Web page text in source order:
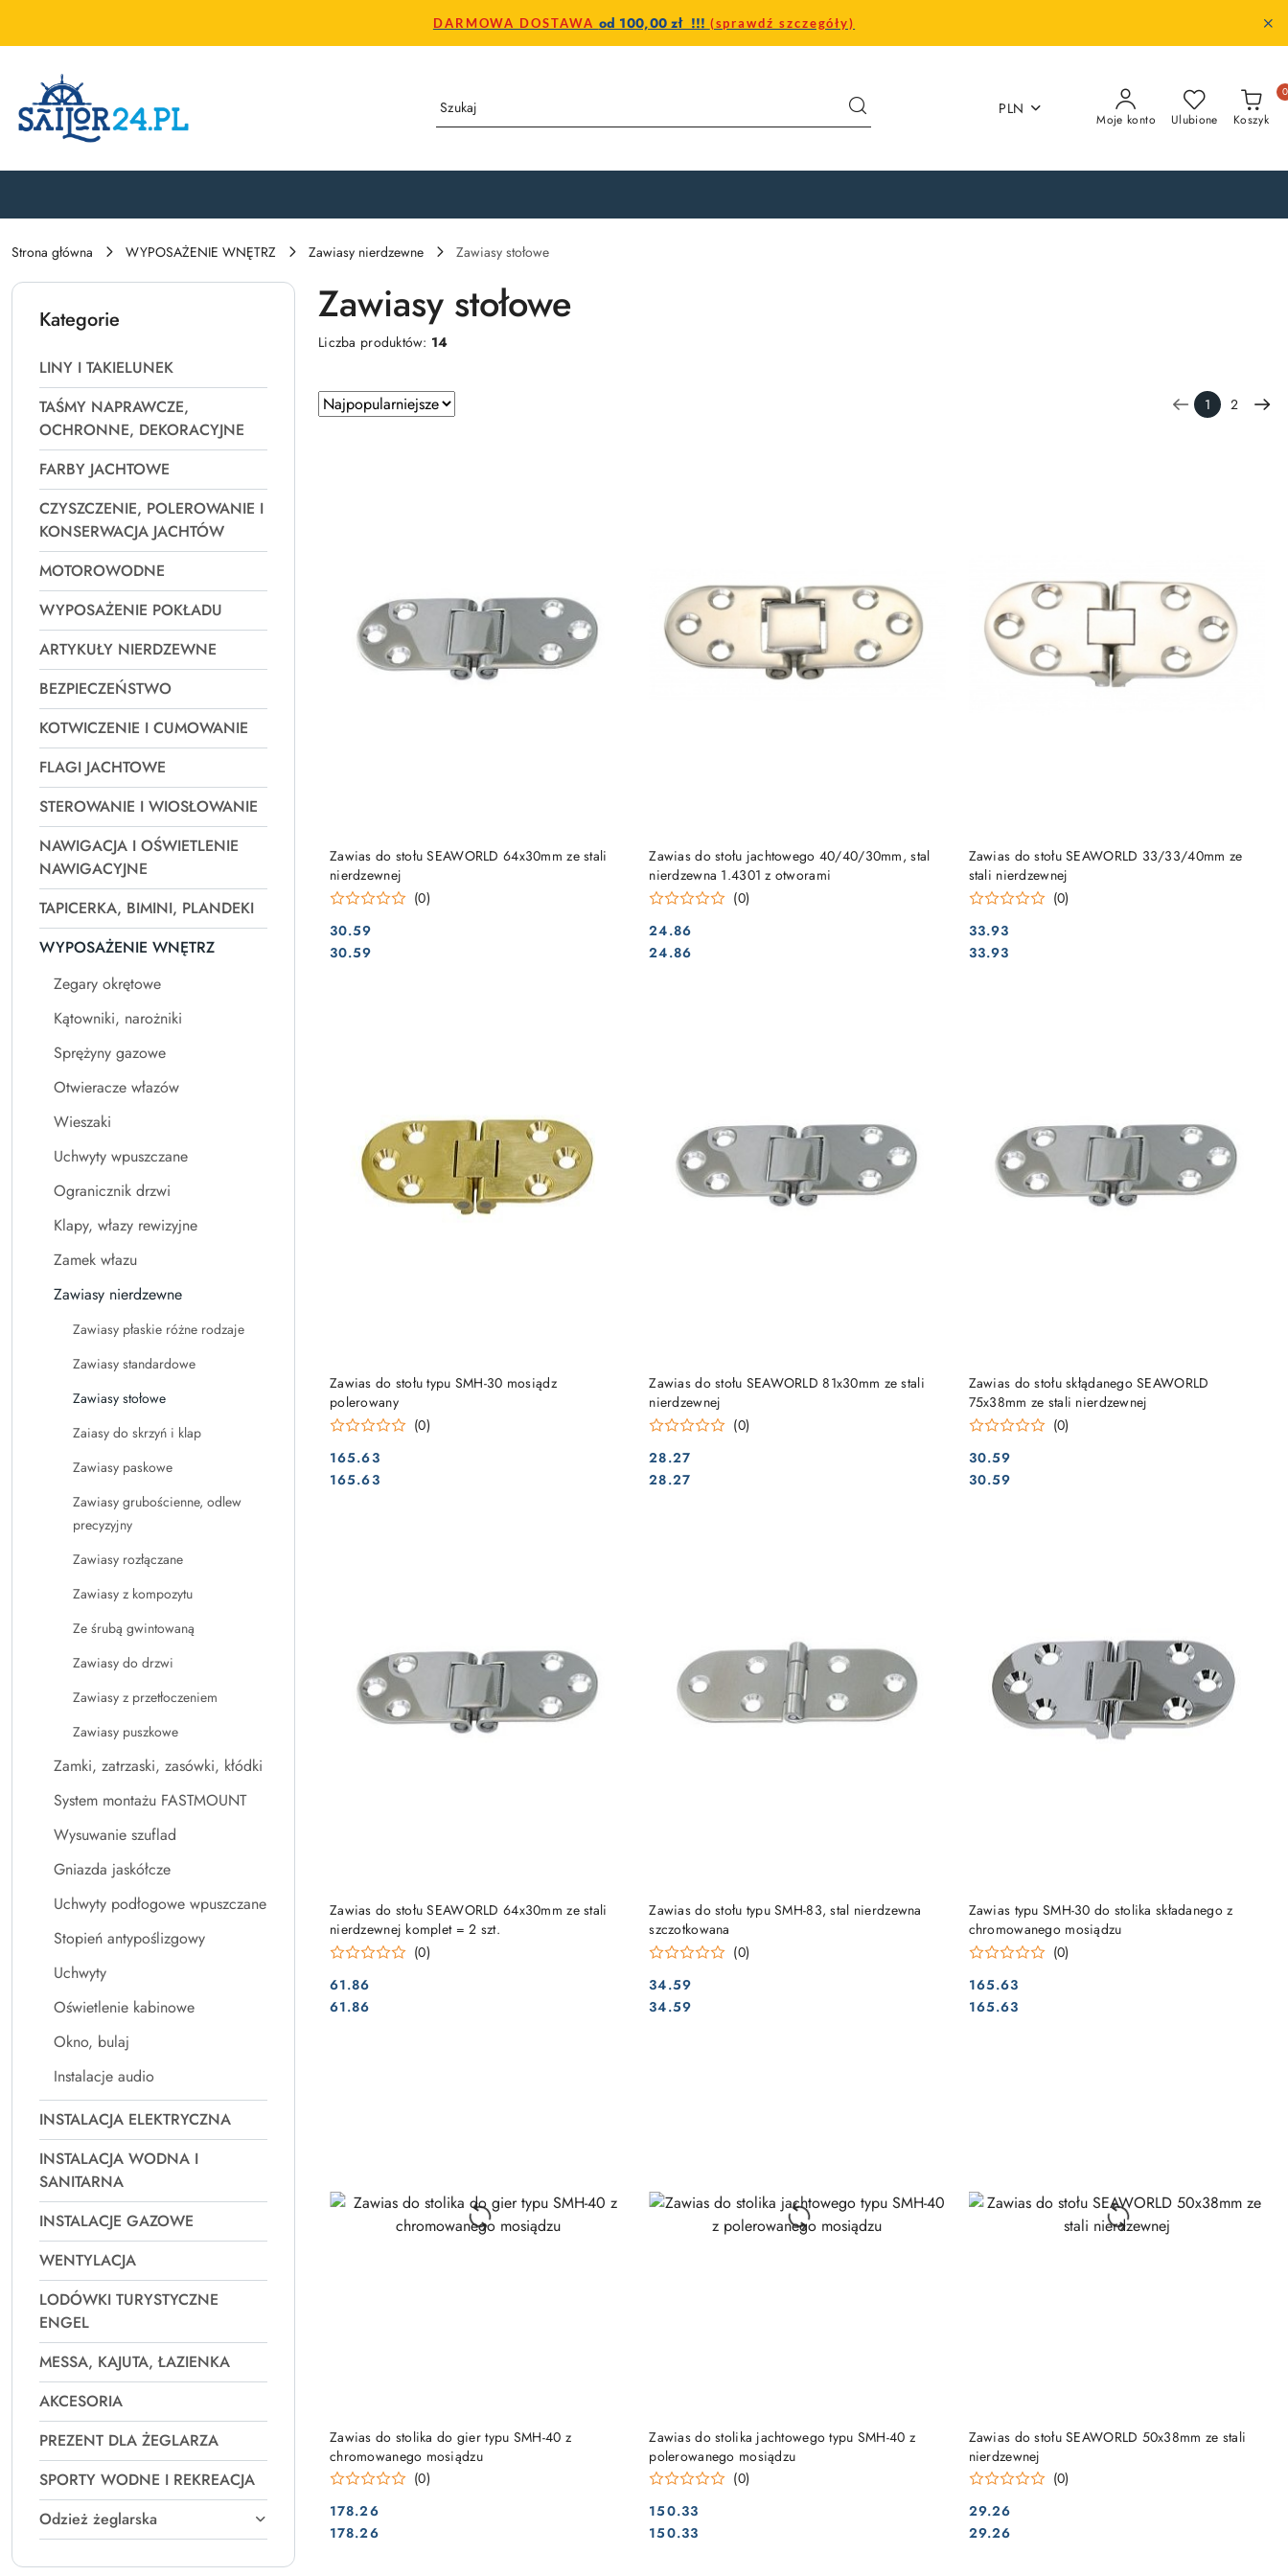
DARMOWA DOSTAWA od 100,00 zł !!! (sprawdź szczegóły)
PLN
Moje konto Ulubione Koszyk
0
Strona główna WYPOSAŻENIE WNĘTRZ Zawiasy nierdzewne Zawiasy stołowe
Kategorie
LINY I TAKIELUNEK
TAŚMY NAPRAWCZE,
OCHRONNE, DEKORACYJNE
FARBY JACHTOWE
CZYSZCZENIE, POLEROWANIE I
KONSERWACJA JACHTÓW
MOTOROWODNE
WYPOSAŻENIE POKŁADU
ARTYKUŁY NIERDZEWNE
BEZPIECZEŃSTWO
KOTWICZENIE I CUMOWANIE
FLAGI JACHTOWE
STEROWANIE I WIOSŁOWANIE
NAWIGACJA I OŚWIETLENIE
NAWIGACYJNE
TAPICERKA, BIMINI, PLANDEKI
WYPOSAŻENIE WNĘTRZ
Zegary okrętowe
Kątowniki, narożniki
Sprężyny gazowe
Otwieracze włazów
Wieszaki
Uchwyty wpuszczane
Ogranicznik drzwi
Klapy, włazy rewizyjne
Zamek włazu
Zawiasy nierdzewne
Zawiasy płaskie różne rodzaje
Zawiasy standardowe
Zawiasy stołowe
Zaiasy do skrzyń i klap
Zawiasy paskowe
Zawiasy grubościenne, odlew
precyzyjny
Zawiasy rozłączane
Zawiasy z kompozytu
Ze śrubą gwintowaną
Zawiasy do drzwi
Zawiasy z przetłoczeniem
Zawiasy puszkowe
Zamki, zatrzaski, zasówki, kłódki
System montażu FASTMOUNT
Wysuwanie szuflad
Gniazda jaskółcze
Uchwyty podłogowe wpuszczane
Stopień antypoślizgowy
Uchwyty
Oświetlenie kabinowe
Okno, bulaj
Instalacje audio
INSTALACJA ELEKTRYCZNA
INSTALACJA WODNA I
SANITARNA
INSTALACJE GAZOWE
WENTYLACJA
LODÓWKI TURYSTYCZNE
ENGEL
MESSA, KAJUTA, ŁAZIENKA
AKCESORIA
PREZENT DLA ŻEGLARZA
SPORTY WODNE I REKREACJA
Odzież żeglarska
Zawiasy stołowe
Liczba produktów: 14
Zastosowano
sortowanie:
Sortuj
według
1 2
Zawias do stołu SEAWORLD 64x30mm ze stali
nierdzewnej
(0)
Cena:
30.59
Cena:
30.59
DO KOSZYKA
Zawias do stołu jachtowego 40/40/30mm, stal
nierdzewna 1.4301 z otworami
(0)
Cena:
24.86
Cena:
24.86
DO KOSZYKA
Zawias do stołu SEAWORLD 33/33/40mm ze
stali nierdzewnej
(0)
Cena:
33.93
Cena:
33.93
DO KOSZYKA
Zawias do stołu typu SMH-30 mosiądz
polerowany
(0)
Cena:
165.63
Cena:
165.63
DO KOSZYKA
Zawias do stołu SEAWORLD 81x30mm ze stali
nierdzewnej
(0)
Cena:
28.27
Cena:
28.27
DO KOSZYKA
Zawias do stołu skłądanego SEAWORLD
75x38mm ze stali nierdzewnej
(0)
Cena:
30.59
Cena:
30.59
DO KOSZYKA
Zawias do stołu SEAWORLD 64x30mm ze stali
nierdzewnej komplet = 2 szt.
(0)
Cena:
61.86
Cena:
61.86
DO KOSZYKA
Zawias do stołu typu SMH-83, stal nierdzewna
szczotkowana
(0)
Cena:
34.59
Cena:
34.59
DO KOSZYKA
Zawias typu SMH-30 do stolika składanego z
chromowanego mosiądzu
(0)
Cena:
165.63
Cena:
165.63
DO KOSZYKA
Zawias do stolika do gier typu SMH-40 z
chromowanego mosiądzu
(0)
Cena:
178.26
Cena:
178.26
DO KOSZYKA
Zawias do stolika jachtowego typu SMH-40 z
polerowanego mosiądzu
(0)
Cena:
150.33
Cena:
150.33
DO KOSZYKA
Zawias do stołu SEAWORLD 50x38mm ze stali
nierdzewnej
(0)
Cena:
29.26
Cena:
29.26
DO KOSZYKA